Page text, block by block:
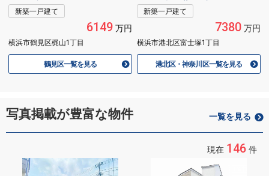
新築一戸建て
6149万円
横浜市鶴見区梶山1丁目
鶴見区一覧を見る
新築一戸建て
7380万円
横浜市港北区富士塚1丁目
港北区・神奈川区一覧を見る
写真掲載が豊富な物件 一覧を見る
現在 146 件